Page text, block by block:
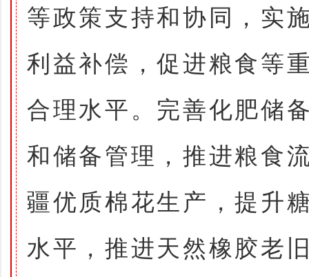
等政策支持和协同，实
利益补偿，促进粮食等
合理水平。完善化肥储
和储备管理，推进粮食
疆优质棉花生产，提升
水平，推进天然橡胶老